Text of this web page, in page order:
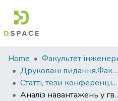
Communities
&
Collections
Home
Друковані видання.Факультет інженерно-технологічний
Статті, тези конференцій. Факультет інженерно-технологічний
Аналіз